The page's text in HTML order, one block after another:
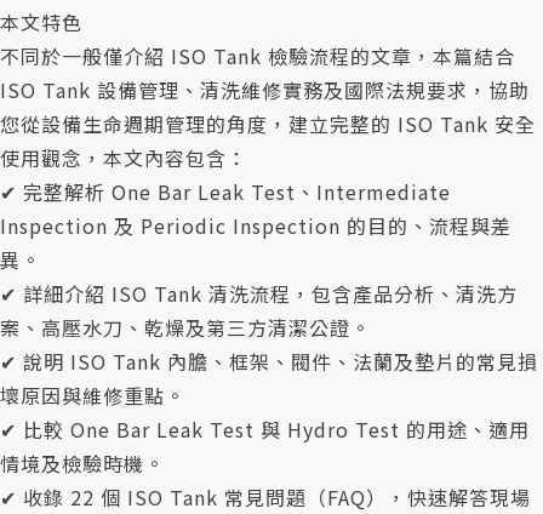
本文特色
不同於一般僅介紹 ISO Tank 檢驗流程的文章，本篇結合
ISO Tank 設備管理、清洗維修實務及國際法規要求，協助
您從設備生命週期管理的角度，建立完整的 ISO Tank 安全
使用觀念，本文內容包含：
✔ 完整解析 One Bar Leak Test、Intermediate
Inspection 及 Periodic Inspection 的目的、流程與差
異。
✔ 詳細介紹 ISO Tank 清洗流程，包含產品分析、清洗方
案、高壓水刀、乾燥及第三方清潔公證。
✔ 說明 ISO Tank 內膽、框架、閥件、法蘭及墊片的常見損
壞原因與維修重點。
✔ 比較 One Bar Leak Test 與 Hydro Test 的用途、適用
情境及檢驗時機。
✔ 收錄 22 個 ISO Tank 常見問題（FAQ），快速解答現場